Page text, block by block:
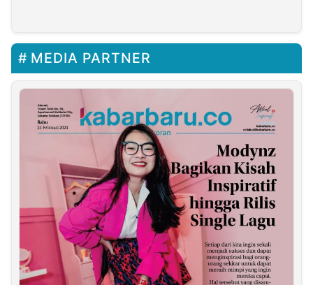
MEDIA PARTNER